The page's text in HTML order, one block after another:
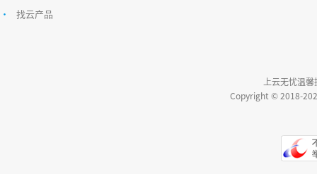
•
找云产品
上云无忧温
Copyright © 2018-